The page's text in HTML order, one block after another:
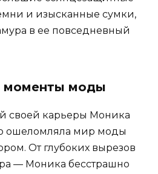
и изысканные сумки,
в ее повседневный
моменты моды
своей карьеры Моника
ошеломляла мир моды
От глубоких вырезов
— Моника бесстрашно